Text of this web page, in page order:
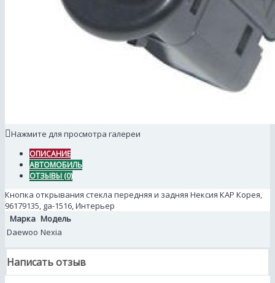
Нажмите для просмотра галереи
ОПИСАНИЕ
АВТОМОБИЛЬ
ОТЗЫВЫ (0)
Кнопка открывания стекла передняя и задняя Нексия КАР Корея,
96179135, ga-1516, Интерьер
Марка Модель
Daewoo Nexia
Написать отзыв